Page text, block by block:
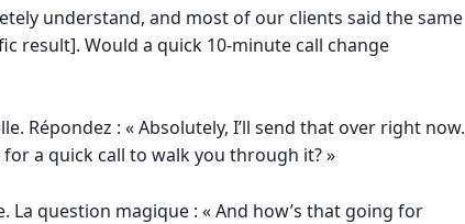
understand, and most of our clients said the same
result]. Would a quick 10-minute call change
Répondez : « Absolutely, I’ll send that over right now.
a quick call to walk you through it? »
La question magique : « And how’s that going for